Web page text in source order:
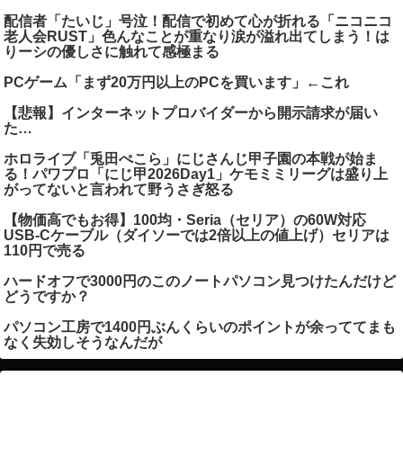
配信者「たいじ」号泣！配信で初めて心が折れる「ニコニコ
老人会RUST」色んなことが重なり涙が溢れ出てしまう！は
りーシの優しさに触れて感極まる
PCゲーム「まず20万円以上のPCを買います」←これ
【悲報】インターネットプロバイダーから開示請求が届い
た…
ホロライブ「兎田ぺこら」にじさんじ甲子園の本戦が始ま
る！パワプロ「にじ甲2026Day1」ケモミミリーグは盛り上
がってないと言われて野うさぎ怒る
【物価高でもお得】100均・Seria（セリア）の60W対応
USB-Cケーブル（ダイソーでは2倍以上の値上げ）セリアは
110円で売る
ハードオフで3000円のこのノートパソコン見つけたんだけど
どうですか？
パソコン工房で1400円ぶんくらいのポイントが余っててまも
なく失効しそうなんだが